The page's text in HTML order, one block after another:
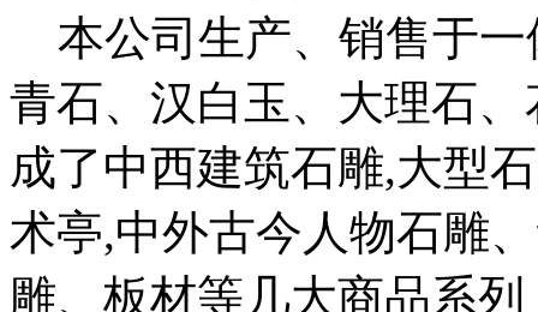
本公司生产、销售于一
青石、汉白玉、大理石
成了中西建筑石雕,大型
术亭,中外古今人物石雕
雕、板材等几大商品系